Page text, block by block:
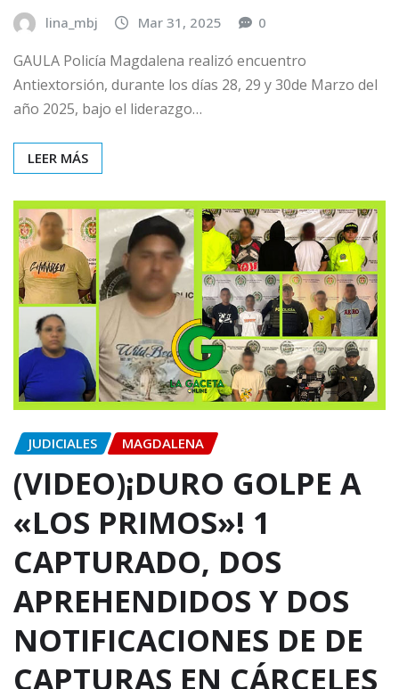
lina_mbj Mar 31, 2025 0
GAULA Policía Magdalena realizó encuentro
Antiextorsión, durante los días 28, 29 y 30de Marzo del
año 2025, bajo el liderazgo…
LEER MÁS
JUDICIALES MAGDALENA
(VIDEO)¡DURO GOLPE A
«LOS PRIMOS»! 1
CAPTURADO, DOS
APREHENDIDOS Y DOS
NOTIFICACIONES DE DE
CAPTURAS EN CÁRCELES